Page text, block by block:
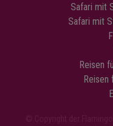
Safari mit
Safari mit
Reisen
Reisen